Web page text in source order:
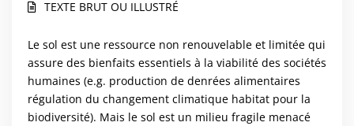
TEXTE BRUT OU ILLUSTRÉ
Le sol est une ressource non renouvelable et limitée qui
assure des bienfaits essentiels à la viabilité des sociétés
humaines (e.g. production de denrées alimentaires
régulation du changement climatique habitat pour la
biodiversité). Mais le sol est un milieu fragile menacé